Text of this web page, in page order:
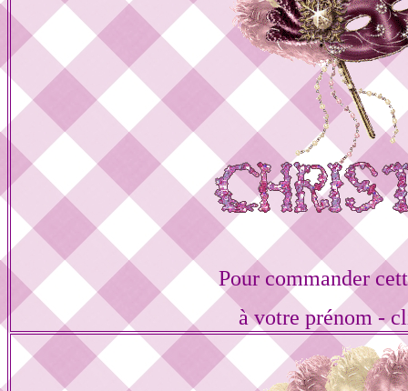
Pour commander
à votre prénom -